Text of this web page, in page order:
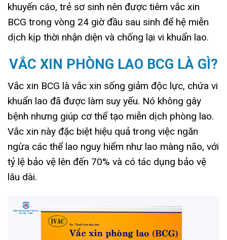
khuyến cáo, trẻ sơ sinh nên được tiêm vắc xin
BCG trong vòng 24 giờ đầu sau sinh để hệ miễn
dịch kịp thời nhận diện và chống lại vi khuẩn lao.
VẮC XIN PHÒNG LAO BCG LÀ GÌ?
Vắc xin BCG là vắc xin sống giảm độc lực, chứa vi
khuẩn lao đã được làm suy yếu. Nó không gây
bệnh nhưng giúp cơ thể tạo miễn dịch phòng lao.
Vắc xin này đặc biệt hiệu quả trong việc ngăn
ngừa các thể lao nguy hiểm như lao màng não, với
tỷ lệ bảo vệ lên đến 70% và có tác dụng bảo vệ
lâu dài.